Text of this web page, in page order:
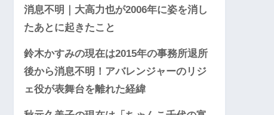
消息不明｜大高力也が2006年に姿を消し
たあとに起きたこと
鈴木かすみの現在は2015年の事務所退所
後から消息不明！アバレンジャーのリジ
ェ役が表舞台を離れた経緯